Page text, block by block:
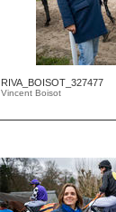
RIVA_BOISOT_327477
Vincent Boisot